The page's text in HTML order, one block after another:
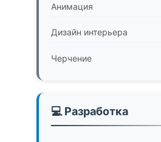
Анимация
Дизайн интерьера
Черчение
💻 Разработка